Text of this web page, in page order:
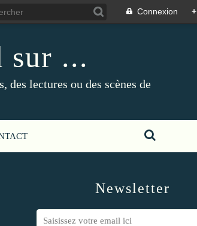
Connexion +
sur ...
des lectures ou des scènes de
Newsletter